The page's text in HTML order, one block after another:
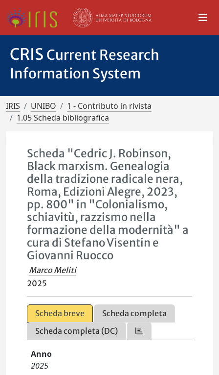
CRIS Current Research
Information System
IRIS UNIBO
1 - Contributo in rivista
1.05 Scheda bibliografica
Scheda "Cedric J. Robinson,
Black marxism. Genealogia
della tradizione radicale nera,
Roma, Edizioni Alegre, 2023,
pp. 800" in "Colonialismo,
schiavitù, razzismo nella
formazione della modernità" a
cura di Stefano Visentin e
Giovanni Ruocco
Marco Meliti
2025
Scheda breve
Scheda completa
Scheda completa (DC)
Anno
2025